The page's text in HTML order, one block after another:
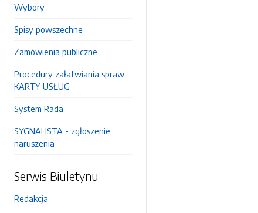
Wybory
Spisy powszechne
Zamówienia publiczne
Procedury załatwiania spraw -
KARTY USŁUG
System Rada
SYGNALISTA - zgłoszenie
naruszenia
Serwis Biuletynu
Redakcja